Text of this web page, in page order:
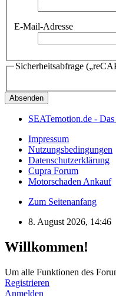
E-Mail-Adresse
Sicherheitsabfrage
SEATemotion.de -
Impressum
Nutzungsbedingungen
Datenschutzerklärung
Cupra Forum
Motorschaden Ankauf
Zum Seitenanfang
8. August 2026, 14:46
Willkommen!
Um alle Funktionen des
Registrieren
Anmelden